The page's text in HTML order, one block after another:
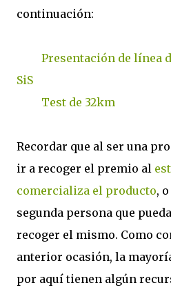
continuación:
Presentación de línea
SiS
Test de 32km
Recordar que al ser una
ir a recoger el premio al
comercializa el producto,
segunda persona que
recoger el mismo. Como
anterior ocasión, la
por aquí tienen algún